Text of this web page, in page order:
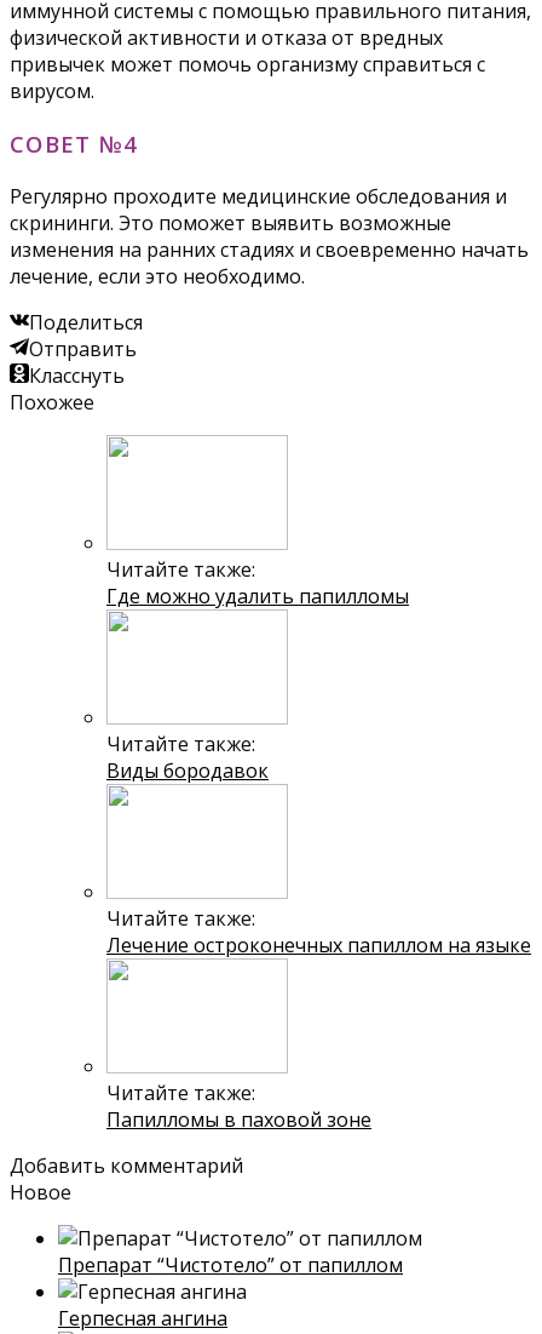
иммунной системы с помощью правильного питания,
физической активности и отказа от вредных
привычек может помочь организму справиться с
вирусом.
СОВЕТ №4
Регулярно проходите медицинские обследования и
скрининги. Это поможет выявить возможные
изменения на ранних стадиях и своевременно начать
лечение, если это необходимо.
Поделиться
Отправить
Класснуть
Похожее
Читайте также:
Где можно удалить папилломы
Читайте также:
Виды бородавок
Читайте также:
Лечение остроконечных папиллом на языке
Читайте также:
Папилломы в паховой зоне
Добавить комментарий
Новое
Препарат “Чистотело” от папиллом
Герпесная ангина